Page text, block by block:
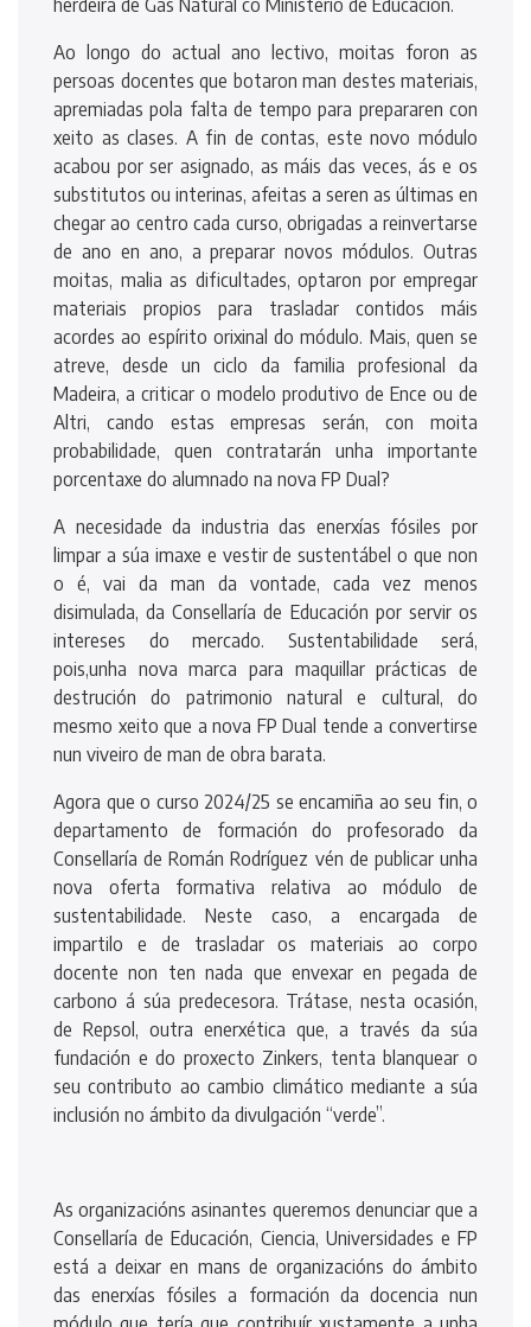
Ao longo do actual ano lectivo, moitas foron as
persoas docentes que botaron man destes materiais,
apremiadas pola falta de tempo para prepararen con
xeito as clases. A fin de contas, este novo módulo
acabou por ser asignado, as máis das veces, ás e os
substitutos ou interinas, afeitas a seren as últimas en
chegar ao centro cada curso, obrigadas a reinvertarse
de ano en ano, a preparar novos módulos. Outras
moitas, malia as dificultades, optaron por empregar
materiais propios para trasladar contidos máis
acordes ao espírito orixinal do módulo. Mais, quen se
atreve, desde un ciclo da familia profesional da
Madeira, a criticar o modelo produtivo de Ence ou de
Altri, cando estas empresas serán, con moita
probabilidade, quen contratarán unha importante
porcentaxe do alumnado na nova FP Dual?
A necesidade da industria das enerxías fósiles por
limpar a súa imaxe e vestir de sustentábel o que non
o é, vai da man da vontade, cada vez menos
disimulada, da Consellaría de Educación por servir os
intereses do mercado. Sustentabilidade será,
pois,unha nova marca para maquillar prácticas de
destrución do patrimonio natural e cultural, do
mesmo xeito que a nova FP Dual tende a convertirse
nun viveiro de man de obra barata.
Agora que o curso 2024/25 se encamiña ao seu fin, o
departamento de formación do profesorado da
Consellaría de Román Rodríguez vén de publicar unha
nova oferta formativa relativa ao módulo de
sustentabilidade. Neste caso, a encargada de
impartilo e de trasladar os materiais ao corpo
docente non ten nada que envexar en pegada de
carbono á súa predecesora. Trátase, nesta ocasión,
de Repsol, outra enerxética que, a través da súa
fundación e do proxecto Zinkers, tenta blanquear o
seu contributo ao cambio climático mediante a súa
inclusión no ámbito da divulgación “verde”.
As organizacións asinantes queremos denunciar que a
Consellaría de Educación, Ciencia, Universidades e FP
está a deixar en mans de organizacións do ámbito
das enerxías fósiles a formación da docencia nun